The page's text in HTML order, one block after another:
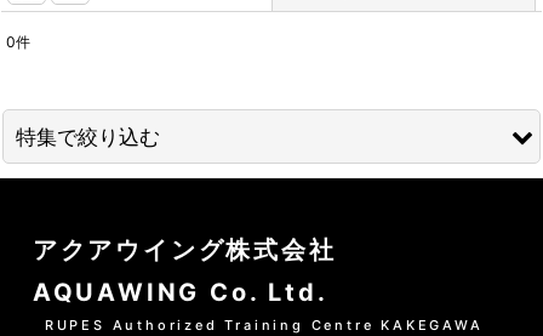
並び順 :
0件
特集で絞り込む
水洗いの方法
グリーンシャンプー洗車の方法
アクアウイング株式会社
AQUAWING Co. Ltd.
RUPES Authorized Training Centre KAKEGAWA